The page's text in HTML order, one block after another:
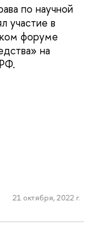
по научной
участие в
форуме
на
21 октября, 2022 г.